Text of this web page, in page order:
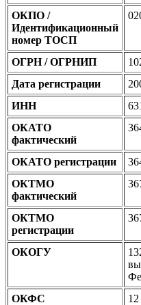
ОКПО /
Идентификационный
номер ТОСП
ОГРН / ОГРНИП
Дата регистрации
ИНН
ОКАТО
фактический
ОКАТО регистрации
ОКТМО
фактический
ОКТМО
регистрации
ОКОГУ
ОКФС